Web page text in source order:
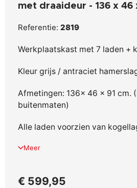
met draaideur - 136 x 46
Referentie: 2819
Werkplaatskast met 7 laden +
Kleur grijs / antraciet
Afmetingen: 136x 46 x 91 cm.
buitenmaten)
Alle laden voorzien van
Meer
€ 599,95